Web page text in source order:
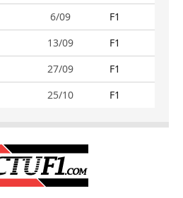
6/09
F1
13/09
F1
27/09
F1
25/10 F1